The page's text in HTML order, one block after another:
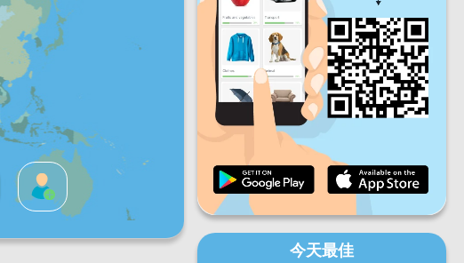
星期六 星期天
每日进度
每月进度
總體進度
今天最佳